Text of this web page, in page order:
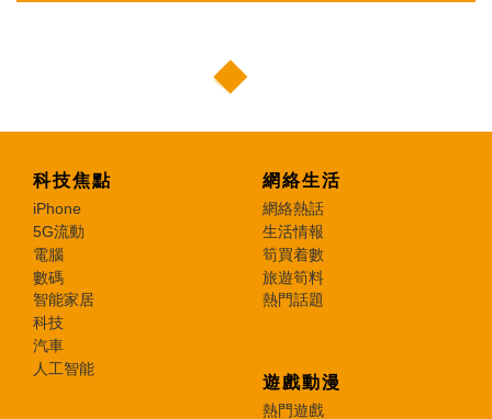
科技焦點
iPhone
5G流動
電腦
數碼
智能家居
科技
汽車
人工智能
網絡生活
網絡熱話
生活情報
筍買着數
旅遊筍料
熱門話題
遊戲動漫
熱門遊戲